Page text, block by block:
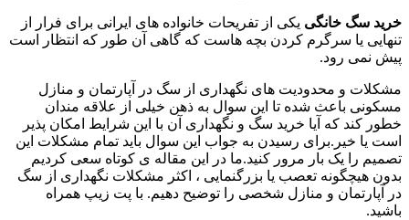
خرید سگ خانگی یکی از تفریحات خانواده های ایرانی برای فرار از
تنهایی یا سرگرم کردن بچه هاست که گاهی آن طور که انتظار است
پیش نمی رود.
مشکلات و محدودیت های نگهداری از سگ در آپارتمان و منازل
مسکونی باعث شده تا این سوال به ذهن خیلی از علاقه مندان
خطور کند که آیا خرید سگ و نگهداری آن با این شرایط امکان پذیر
است یا خیر.برای رسیدن به جواب این سوال باید تمام مشکلات این
تصمیم را یک بار مرور کنید.ما در این مقاله ی کوتاه سعی کردیم
بدون هیچگونه تعصب یا بزرگنمایی ، اکثر مشکلات نگهداری از سگ
در آپارتمان و منازل شخصی را توضیح دهیم. با پت زیپ همراه
باشید.